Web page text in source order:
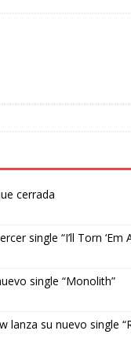
cerrada
single “I’ll Torn ‘Em
single “Monolith”
lanza su nuevo single